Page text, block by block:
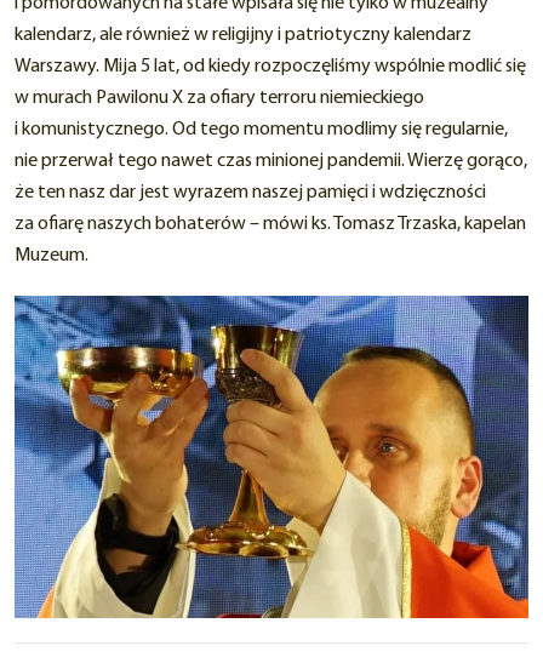
i pomordowanych na stałe wpisała się nie tylko w muzealny
kalendarz, ale również w religijny i patriotyczny kalendarz
Warszawy. Mija 5 lat, od kiedy rozpoczęliśmy wspólnie modlić się
w murach Pawilonu X za ofiary terroru niemieckiego
i komunistycznego. Od tego momentu modlimy się regularnie,
nie przerwał tego nawet czas minionej pandemii. Wierzę gorąco,
że ten nasz dar jest wyrazem naszej pamięci i wdzięczności
za ofiarę naszych bohaterów – mówi ks. Tomasz Trzaska, kapelan
Muzeum.